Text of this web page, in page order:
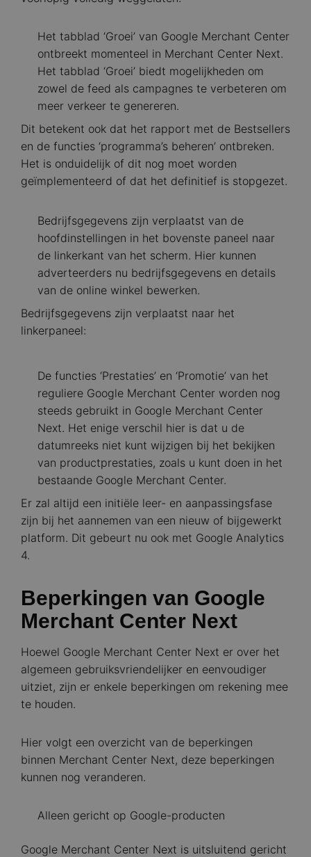
Het tabblad ‘Groei’ van Google Merchant Center
ontbreekt momenteel in Merchant Center Next.
Het tabblad ‘Groei’ biedt mogelijkheden om
zowel de feed als campagnes te verbeteren om
meer verkeer te genereren.
Dit betekent ook dat het rapport met de Bestsellers
en de functies ‘programma’s beheren’ ontbreken.
Het is onduidelijk of dit nog moet worden
geïmplementeerd of dat het definitief is stopgezet.
Bedrijfsgegevens zijn verplaatst van de
hoofdinstellingen in het bovenste paneel naar
de linkerkant van het scherm. Hier kunnen
adverteerders nu bedrijfsgegevens en details
van de online winkel bewerken.
Bedrijfsgegevens zijn verplaatst naar het
linkerpaneel:
ImageDe functies ‘Prestaties’ en ‘Promotie’ van het
reguliere Google Merchant Center worden nog
steeds gebruikt in Google Merchant Center
Next. Het enige verschil hier is dat u de
datumreeks niet kunt wijzigen bij het bekijken
van productprestaties, zoals u kunt doen in het
bestaande Google Merchant Center.
Er zal altijd een initiële leer- en aanpassingsfase
zijn bij het aannemen van een nieuw of bijgewerkt
platform. Dit gebeurt nu ook met Google Analytics
4.
Beperkingen van Google
Merchant Center Next
Hoewel Google Merchant Center Next er over het
algemeen gebruiksvriendelijker en eenvoudiger
uitziet, zijn er enkele beperkingen om rekening mee
te houden.
Hier volgt een overzicht van de beperkingen
binnen Merchant Center Next, deze beperkingen
kunnen nog veranderen.
Alleen gericht op Google-producten
Google Merchant Center Next is uitsluitend gericht